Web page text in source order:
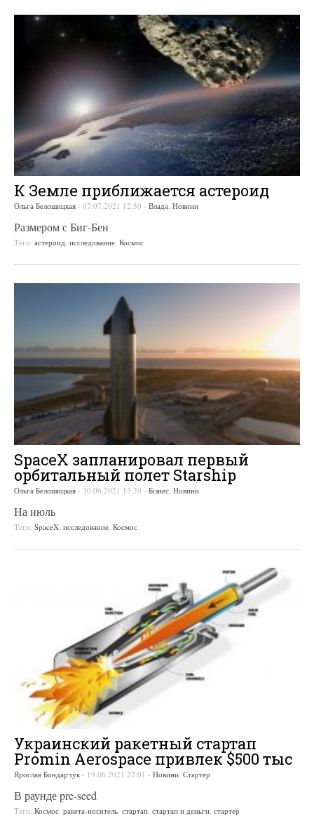
К Земле приближается астероид
Ольга Белошицкая - 07.07.2021 12:50 - Влада, Новини
Размером с Биг-Бен
Теги: астероид, исследование, Космос
SpaceX запланировал первый
орбитальный полет Starship
Ольга Белошицкая - 30.06.2021 13:20 - Бізнес Новини
На июль
Теги: SpaceX исследование Космос
Украинский ракетный стартап
Promin Aerospace привлек $500 тыс
Ярослав Бондарчук - 19.06.2021 22:01 - Новини, Стартер
В раунде pre-seed
Теги: Космос, ракета-носитель, стартап, стартап и деньги, стартер